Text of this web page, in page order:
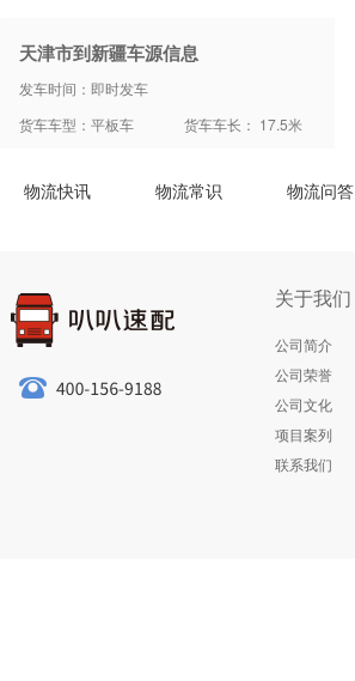
天津市到新疆车源信息
发车时间：即时发车
货车车型：平板车
货车车长： 17.5米
物流快讯 物流常识 物流问答
关于我们
公司简介
公司荣誉
公司文化
项目案列
联系我们